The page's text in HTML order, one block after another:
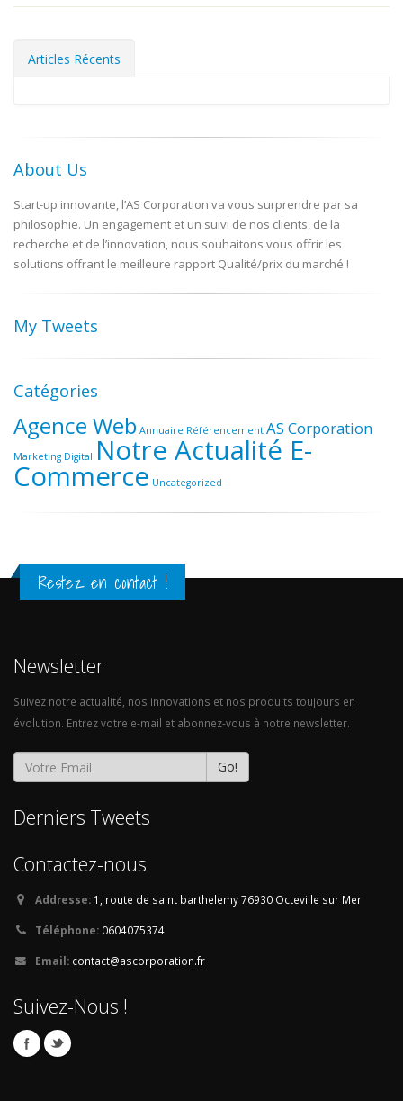
Articles Récents
About Us
Start-up innovante, l’AS Corporation va vous surprendre par sa
philosophie. Un engagement et un suivi de nos clients, de la
recherche et de l’innovation, nous souhaitons vous offrir les
solutions offrant le meilleure rapport Qualité/prix du marché !
My Tweets
Catégories
Agence Web Annuaire Référencement AS Corporation
Marketing Digital Notre Actualité E-
Commerce Uncategorized
Restez en contact !
Newsletter
Suivez notre actualité, nos innovations et nos produits toujours en
évolution. Entrez votre e-mail et abonnez-vous à notre newsletter.
Go!
Derniers Tweets
Contactez-nous
Addresse: 1, route de saint barthelemy76930 Octeville sur Mer
Téléphone: 0604075374
Email: contact@ascorporation.fr
Suivez-Nous !